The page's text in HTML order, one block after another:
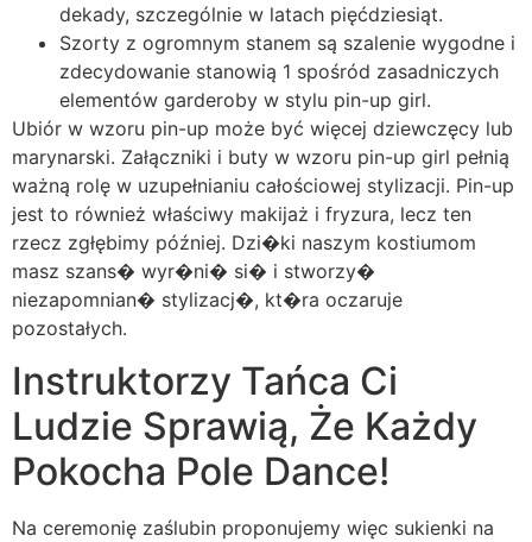
dekady, szczególnie w latach pięćdziesiąt.
Szorty z ogromnym stanem są szalenie wygodne i
zdecydowanie stanowią 1 spośród zasadniczych
elementów garderoby w stylu pin-up girl.
Ubiór w wzoru pin-up może być więcej dziewczęcy lub
marynarski. Załączniki i buty w wzoru pin-up girl pełnią
ważną rolę w uzupełnianiu całościowej stylizacji. Pin-up
jest to również właściwy makijaż i fryzura, lecz ten
rzecz zgłębimy później. Dzi�ki naszym kostiumom
masz szans� wyr�ni� si� i stworzy�
niezapomnian� stylizacj�, kt�ra oczaruje
pozostałych.
Instruktorzy Tańca Ci
Ludzie Sprawią, Że Każdy
Pokocha Pole Dance!
Na ceremonię zaślubin proponujemy więc sukienki na